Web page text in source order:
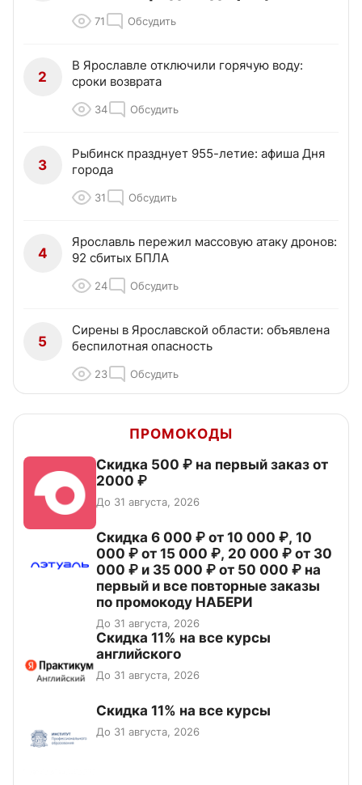
71 Обсудить
2
В Ярославле отключили горячую воду:
сроки возврата
34 Обсудить
3
Рыбинск празднует 955-летие: афиша Дня
города
31 Обсудить
4
Ярославль пережил массовую атаку дронов:
92 сбитых БПЛА
24 Обсудить
5
Сирены в Ярославской области: объявлена
беспилотная опасность
23 Обсудить
ПРОМОКОДЫ
Скидка 500 ₽ на первый заказ от
2000 ₽
До 31 августа, 2026
Скидка 6 000 ₽ от 10 000 ₽, 10
000 ₽ от 15 000 ₽, 20 000 ₽ от 30
000 ₽ и 35 000 ₽ от 50 000 ₽ на
первый и все повторные заказы
по промокоду НАБЕРИ
До 31 августа, 2026
Скидка 11% на все курсы
английского
До 31 августа, 2026
Скидка 11% на все курсы
До 31 августа, 2026